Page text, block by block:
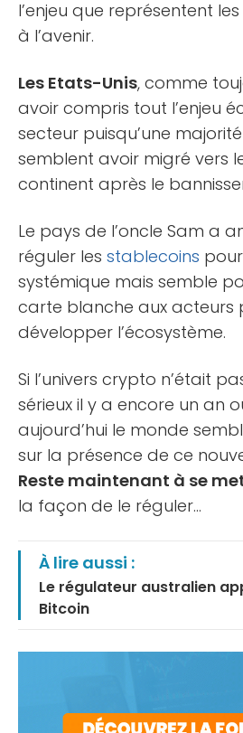
l’enjeu que représentent les
à l’avenir.
Les Etats-Unis, comme
avoir compris tout l’enjeu
secteur puisqu’une
semblent avoir migré vers
continent après le
Le pays de l’oncle Sam a
réguler les stablecoins
systémique mais semble
carte blanche aux acteurs
développer l’écosystème.
Si l’univers crypto n’était
sérieux il y a encore un an
aujourd’hui le monde
sur la présence de ce
Reste maintenant à se
la façon de le réguler…
À lire aussi :
Le régulateur australien
Bitcoin